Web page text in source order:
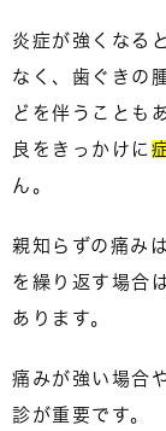
炎症が強くなる
なく、歯ぐきの
どを伴うことも
良をきっかけに
ん。
親知らずの痛み
を繰り返す場合
あります。
痛みが強い場合
診が重要 です。